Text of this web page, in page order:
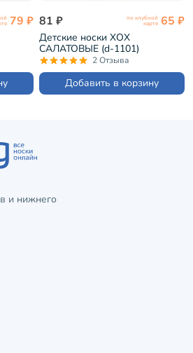
79 ₽ 81 ₽ по клубной
карте 65 ₽
Детские носки ХОХ
САЛАТОВЫЕ (d-1101)
2 Отзыва
Добавить в корзину
и нижнего